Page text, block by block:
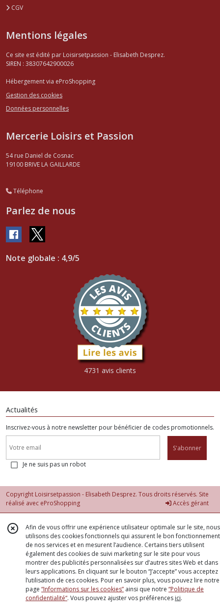
CGV
Mentions légales
Ce site est édité par Loisirsetpassion - Elisabeth Desprez.
SIREN : 38307642900026
Hébergement via eProShopping
Gestion des cookies
Données personnelles
Mercerie Loisirs et Passion
54 rue Daniel de Cosnac
19100 BRIVE LA GAILLARDE
Téléphone
Parlez de nous
Note globale : 4,9/5
4731 avis clients
Actualités
Inscrivez-vous à notre newsletter pour bénéficier de codes promotionnels.
S'abonner
Je ne suis pas un robot
Copyright Loisirsetpassion - Elisabeth Desprez. Tous droits réservés. Site
réalisé avec eProShopping Accès gérant
Afin de vous offrir une expérience utilisateur optimale sur le site, nous
utilisons des cookies fonctionnels qui assurent le bon fonctionnement
de nos services et en mesurent l’audience. Certains tiers utilisent
également des cookies de suivi marketing sur le site pour vous
montrer des publicités personnalisées sur d’autres sites Web et dans
leurs applications. En cliquant sur le bouton “J’accepte” vous acceptez
l’utilisation de ces cookies. Pour en savoir plus, vous pouvez lire notre
page “Informations sur les cookies” ainsi que notre “Politique de
confidentialité“. Vous pouvez ajuster vos préférences ici.